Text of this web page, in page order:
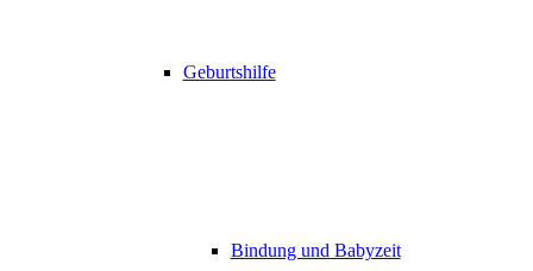
Geburtshilfe
Bindung und Babyzeit